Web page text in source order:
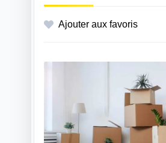
Ajouter aux favoris